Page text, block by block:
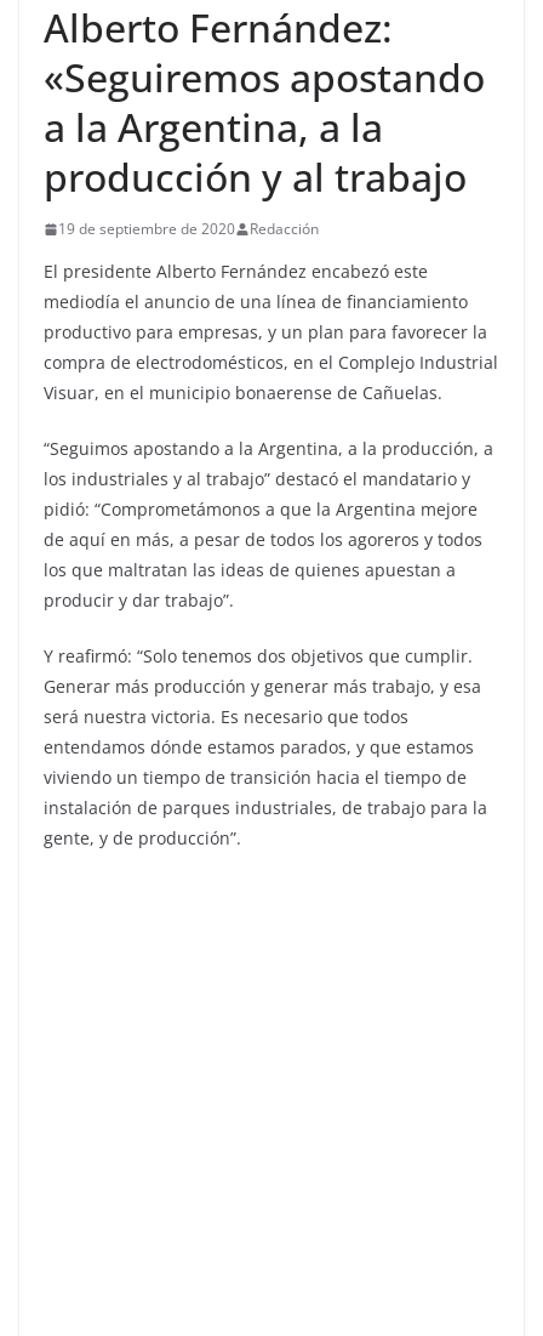
Alberto Fernández:
«Seguiremos apostando
a la Argentina, a la
producción y al trabajo
19 de septiembre de 2020 Redacción
El presidente Alberto Fernández encabezó este
mediodía el anuncio de una línea de financiamiento
productivo para empresas, y un plan para favorecer la
compra de electrodomésticos, en el Complejo Industrial
Visuar, en el municipio bonaerense de Cañuelas.
“Seguimos apostando a la Argentina, a la producción, a
los industriales y al trabajo” destacó el mandatario y
pidió: “Comprometámonos a que la Argentina mejore
de aquí en más, a pesar de todos los agoreros y todos
los que maltratan las ideas de quienes apuestan a
producir y dar trabajo”.
Y reafirmó: “Solo tenemos dos objetivos que cumplir.
Generar más producción y generar más trabajo, y esa
será nuestra victoria. Es necesario que todos
entendamos dónde estamos parados, y que estamos
viviendo un tiempo de transición hacia el tiempo de
instalación de parques industriales, de trabajo para la
gente, y de producción”.